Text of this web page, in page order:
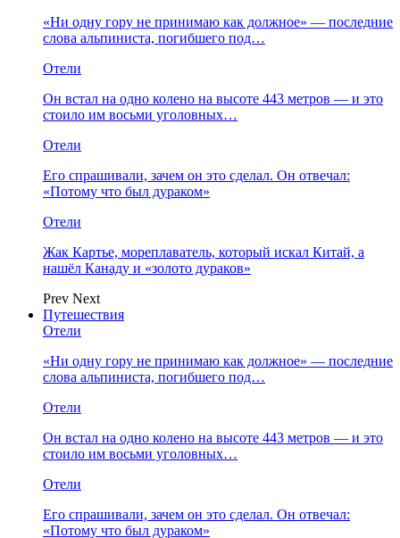
«Ни одну гору не принимаю как должное» — последние
слова альпиниста, погибшего под…
Отели
Он встал на одно колено на высоте 443 метров — и это
стоило им восьми уголовных…
Отели
Его спрашивали, зачем он это сделал. Он отвечал:
«Потому что был дураком»
Отели
Жак Картье, мореплаватель, который искал Китай, а
нашёл Канаду и «золото дураков»
Prev Next
Путешествия
Отели
«Ни одну гору не принимаю как должное» — последние
слова альпиниста, погибшего под…
Отели
Он встал на одно колено на высоте 443 метров — и это
стоило им восьми уголовных…
Отели
Его спрашивали, зачем он это сделал. Он отвечал:
«Потому что был дураком»